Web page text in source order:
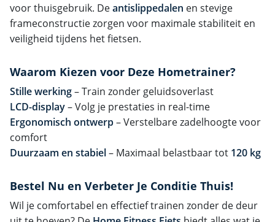
voor thuisgebruik. Deantislippedalen en stevige
frameconstructie zorgen voor maximale stabiliteit en
veiligheid tijdens het fietsen.
Waarom Kiezen voor Deze Hometrainer?
Stille werking– Train zonder geluidsoverlast
LCD-display– Volg je prestaties in real-time
Ergonomisch ontwerp– Verstelbare zadelhoogte voor
comfort
Duurzaam en stabiel– Maximaal belastbaar tot 120 kg
Bestel Nu en Verbeter Je Conditie Thuis!
Wil je comfortabel en effectief trainen zonder de deur